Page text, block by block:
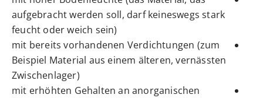
aufgebracht werden soll, darf keineswegs stark
feucht oder weich sein)
mit bereits vorhandenen Verdichtungen (zum
Beispiel Material aus einem älteren, vernässten
Zwischenlager)
mit erhöhten Gehalten an anorganischen